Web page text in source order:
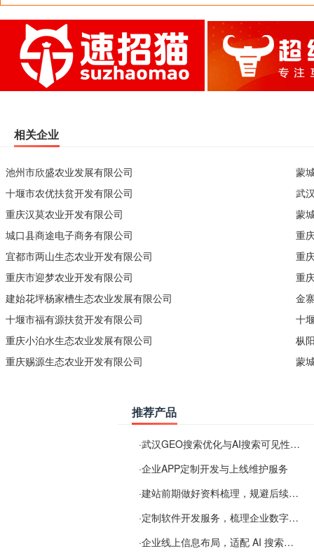
相关企业
池州市欣盛农业发展有限公司
十堰市农优扶贫开发有限公司
重庆汉莫农业开发有限公司
城口县商途电子商务有限公司
宜都市两山生态农业开发有限公司
重庆市迎梦农业开发有限公司
建始花坪杨家槽生态农业发展有限公司
十堰市福有源扶贫开发有限公司
重庆小泊水生态农业发展有限公司
重庆赐源生态农业开发有限公司
蒙
武
蒙
重
重
重
金
十
枞
蒙
推荐产品
·武汉GEO搜索优化与AI搜索可见性服务
·企业APP定制开发与上线维护服务
·建站前期做好资料梳理，规避后续各类使用难题
·定制软件开发服务，梳理企业数字化落地常见难点
·企业线上信息布局，适配 AI 搜索需要留意这些要点